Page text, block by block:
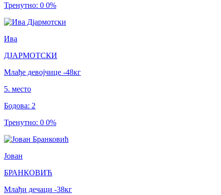
Тренутно: 0 0%
Ива
ДЈАРМОТСКИ
Млађе девојчице -48кг
5. место
Бодова: 2
Тренутно: 0 0%
Јован
БРАНКОВИЋ
Млађи дечаци -38кг